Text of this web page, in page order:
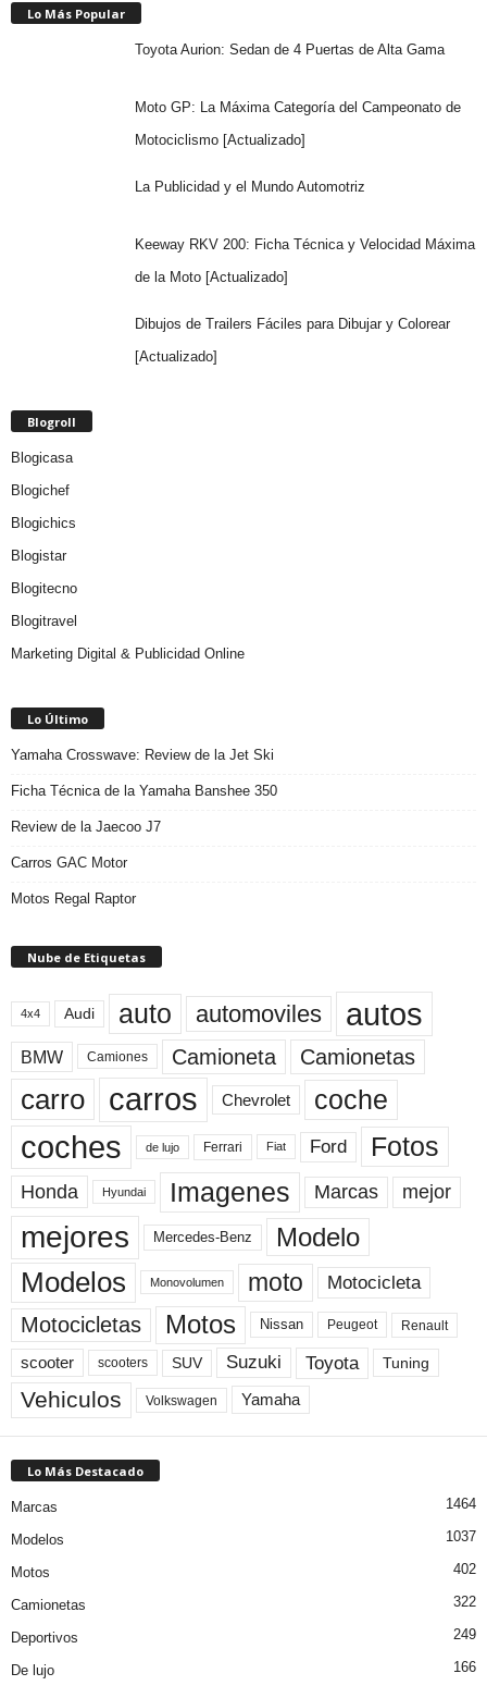
Lo Más Popular
Toyota Aurion: Sedan de 4 Puertas de Alta Gama
Moto GP: La Máxima Categoría del Campeonato de
Motociclismo [Actualizado]
La Publicidad y el Mundo Automotriz
Keeway RKV 200: Ficha Técnica y Velocidad Máxima
de la Moto [Actualizado]
Dibujos de Trailers Fáciles para Dibujar y Colorear
[Actualizado]
Blogroll
Blogicasa
Blogichef
Blogichics
Blogistar
Blogitecno
Blogitravel
Marketing Digital & Publicidad Online
Lo Último
Yamaha Crosswave: Review de la Jet Ski
Ficha Técnica de la Yamaha Banshee 350
Review de la Jaecoo J7
Carros GAC Motor
Motos Regal Raptor
Nube de Etiquetas
4x4 Audi auto automoviles autos
BMW Camiones Camioneta Camionetas
carro carros Chevrolet coche
coches de lujo Ferrari Fiat Ford Fotos
Honda Hyundai Imagenes Marcas mejor
mejores Mercedes-Benz Modelo
Modelos Monovolumen moto Motocicleta
Motocicletas Motos Nissan Peugeot Renault
scooter scooters SUV Suzuki Toyota Tuning
Vehiculos Volkswagen Yamaha
Lo Más Destacado
Marcas 1464
Modelos 1037
Motos 402
Camionetas 322
Deportivos 249
De lujo 166